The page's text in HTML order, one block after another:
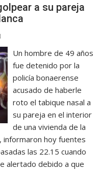
a su pareja
Un hombre de 49 años
fue detenido por la
policía bonaerense
acusado de haberle
roto el tabique nasal a
su pareja en el interior
de una vivienda de la
informaron hoy fuentes
las 22.15 cuando
alertado debido a que